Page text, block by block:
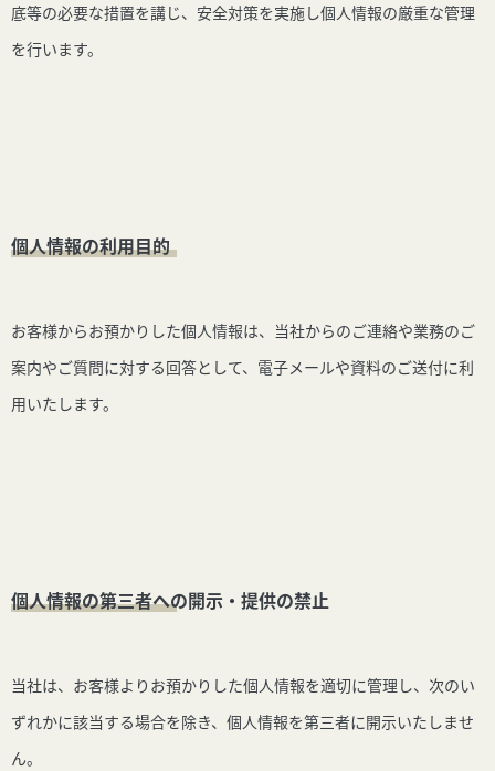
底等の必要な措置を講じ、安全対策を実施し個人情報の厳重な管理
を行います。
個人情報の利用目的
お客様からお預かりした個人情報は、当社からのご連絡や業務のご
案内やご質問に対する回答として、電子メールや資料のご送付に利
用いたします。
個人情報の第三者への開示・提供の禁止
当社は、お客様よりお預かりした個人情報を適切に管理し、次のい
ずれかに該当する場合を除き、個人情報を第三者に開示いたしませ
ん。